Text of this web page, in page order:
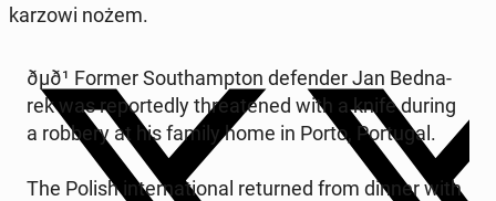
ka­rzo­wi nożem.
ðµð¹ Former So­uthamp­ton de­fen­der Jan Bed­na­
rek was re­por­te­dly thre­ate­ned with a knife during
a robbery at his family home in Porto, Por­tu­gal.
The Polish in­ter­na­tio­nal re­tur­ned from dinner with